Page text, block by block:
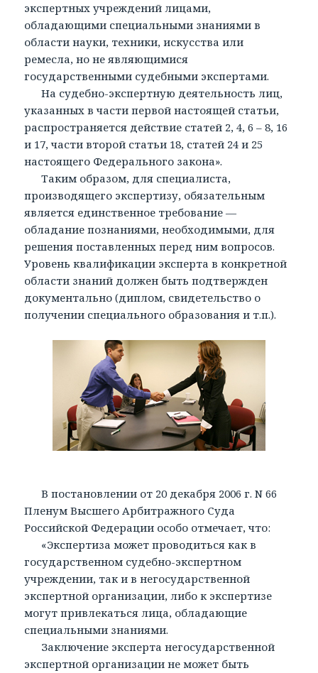
экспертных учреждений лицами,
обладающими специальными знаниями в
области науки, техники, искусства или
ремесла, но не являющимися
государственными судебными экспертами.
На судебно-экспертную деятельность лиц,
указанных в части первой настоящей статьи,
распространяется действие статей 2, 4, 6 – 8, 16
и 17, части второй статьи 18, статей 24 и 25
настоящего Федерального закона».
Таким образом, для специалиста,
производящего экспертизу, обязательным
является единственное требование —
обладание познаниями, необходимыми, для
решения поставленных перед ним вопросов.
Уровень квалификации эксперта в конкретной
области знаний должен быть подтвержден
документально (диплом, свидетельство о
получении специального образования и т.п.).
В постановлении от 20 декабря 2006 г. N 66
Пленум Высшего Арбитражного Суда
Российской Федерации особо отмечает, что:
«Экспертиза может проводиться как в
государственном судебно-экспертном
учреждении, так и в негосударственной
экспертной организации, либо к экспертизе
могут привлекаться лица, обладающие
специальными знаниями.
Заключение эксперта негосударственной
экспертной организации не может быть